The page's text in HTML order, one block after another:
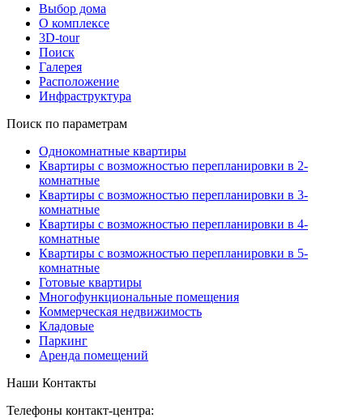
Выбор дома
О комплексе
3D-tour
Поиск
Галерея
Расположение
Инфраструктура
Поиск по параметрам
Однокомнатные квартиры
Квартиры с возможностью перепланировки в 2-
комнатные
Квартиры с возможностью перепланировки в 3-
комнатные
Квартиры с возможностью перепланировки в 4-
комнатные
Квартиры с возможностью перепланировки в 5-
комнатные
Готовые квартиры
Многофункциональные помещения
Коммерческая недвижимость
Кладовые
Паркинг
Аренда помещений
Наши Контакты
Телефоны контакт-центра: